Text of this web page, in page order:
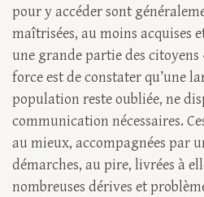
pour y accéder sont
maîtrisées, au moins acquises
une grande partie des
force est de constater qu’une
population reste oubliée, ne
communication nécessaires.
au mieux, accompagnées par
démarches, au pire, livrées à
nombreuses dérives et